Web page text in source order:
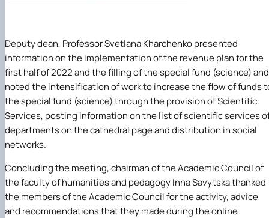
Deputy dean, ProfessorSvetlana Kharchenkopresented
information on the implementation of the revenue plan for the
first half of 2022 and the filling of the special fund (science) and
noted the intensification of work to increase the flow of funds
the special fund (science) through the provision of Scientific
Services, posting information on the list of scientific services
departments on the cathedral page and distribution in social
networks.
Concluding the meeting, chairman of the Academic Council of
the faculty of humanities and pedagogyInna Savytskathanked
the members of the Academic Council for the activity, advice
and recommendations that they made during the online